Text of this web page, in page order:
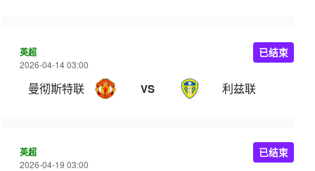
英超
2026-04-14 03:00
曼彻斯特联 VS 利兹联
已结束
英超
2026-04-19 03:00
已结束